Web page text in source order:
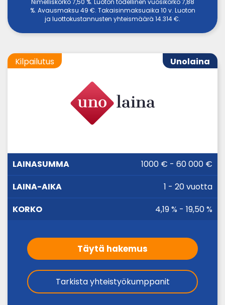
%. Avausmaksu 49 €. Takaisinmaksuaika 10 v. Luoton
ja luottokustannusten yhteismäärä 14.314 €.
Unolaina
Kilpailutus
LAINASUMMA KORKO1000 € - 60 000 €
1 - 20 vuotta
4,19 % - 19,50 %
Täytä hakemus
Tarkista yhteistyökumppanit